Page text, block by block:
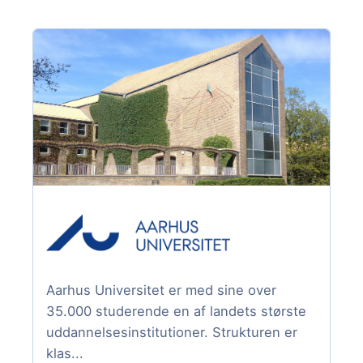
Aarhus Universitet er med sine over
35.000 studerende en af landets største
uddannelsesinstitutioner. Strukturen er
klas...